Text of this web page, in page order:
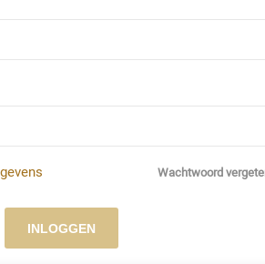
Wachtwoord